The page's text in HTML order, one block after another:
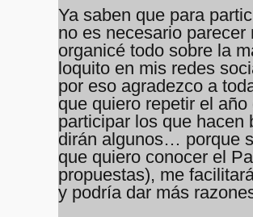
Ya saben que para
no es necesario
organicé todo sobre la
loquito en mis redes
por eso agradezco a
que quiero repetir el
participar los que hacen
dirán algunos… porque
que quiero conocer el
propuestas), me
y podría dar más